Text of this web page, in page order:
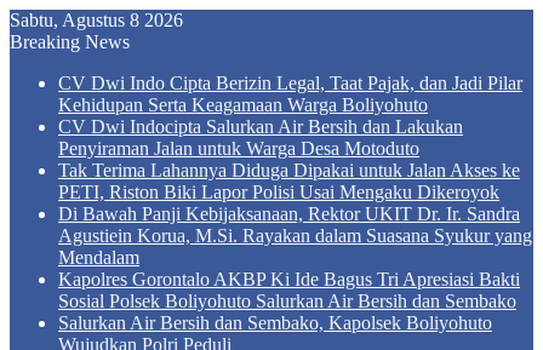
Sabtu, Agustus 8 2026
Breaking News
CV Dwi Indo Cipta Berizin Legal, Taat Pajak, dan Jadi Pilar
Kehidupan Serta Keagamaan Warga Boliyohuto
CV Dwi Indocipta Salurkan Air Bersih dan Lakukan
Penyiraman Jalan untuk Warga Desa Motoduto
Tak Terima Lahannya Diduga Dipakai untuk Jalan Akses ke
PETI, Riston Biki Lapor Polisi Usai Mengaku Dikeroyok
Di Bawah Panji Kebijaksanaan, Rektor UKIT Dr. Ir. Sandra
Agustiein Korua, M.Si. Rayakan dalam Suasana Syukur yang
Mendalam
Kapolres Gorontalo AKBP Ki Ide Bagus Tri Apresiasi Bakti
Sosial Polsek Boliyohuto Salurkan Air Bersih dan Sembako
Salurkan Air Bersih dan Sembako, Kapolsek Boliyohuto
Wujudkan Polri Peduli